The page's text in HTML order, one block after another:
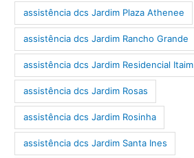
assistência dcs Jardim Plaza Athenee
assistência dcs Jardim Rancho Grande
assistência dcs Jardim Residencial Itaim
assistência dcs Jardim Rosas
assistência dcs Jardim Rosinha
assistência dcs Jardim Santa Ines